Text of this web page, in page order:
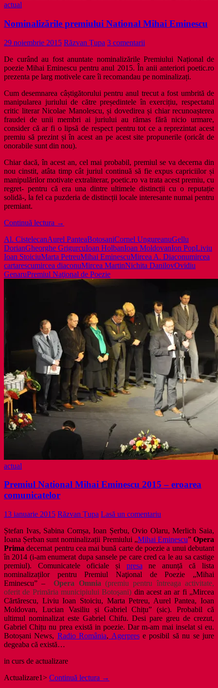
actual
Nominalizările premiului National Mihai Eminescu
29 noiembrie 2015 Răzvan Țupa 3 comentarii
De curând au fost anuntate nominalizările Premiului Național de
poezie Mihai Eminescu pentru anul 2015. În anii anteriori poetic.ro
prezenta pe larg motivele care îi recomandau pe nominalizați.
Cum desemnarea câștigătorului pentru anul trecut a fost umbrită de
manipularea juriului de către președintele în exercițiu, respectatul
critic literar Nicolae Manolescu, și dovedirea și chiar recunoașterea
fraudei de unii membri ai juriului au rămas fără nicio urmare,
consider că ar fi o lipsă de respect pentru tot ce a reprezintat acest
premiu să prezint și în acest an pe acest site propunerile (oricât de
onorabile sunt din nou).
Chiar dacă, în acest an, cel mai probabil, premiul se va decerna din
nou cinstit, atâta timp cât juriul continuă să fie expus capriciilor și
manipulărilor motivate extraliterar, poetic.ro va trata acest premiu, cu
regret- pentru că era una dintre ultimele distincții cu o reputație
solidă-, la fel ca puzderia de distincții locale interesante numai pentru
premiant.
Continuă lectura Nominalizările
National
Mihai
Eminescu
→
Al. CistelecanAurel PanteaBotosaniCornel UngureanuGellu
DorianGheorghe GrigurcuIoan HolbanIoan MoldovanIon PopLiviu
Ioan StoiciuMarta PetreuMihai EminescuMircea A. Diaconumircea
cartarescumircea diaconuMircea MartinNichita DanilovOvidiu
GenaruPremiul Naţional de Poezie
actual
Premiul National Mihai Eminescu 2015 – eroarea
comunicatelor
13 ianuarie 2015 Răzvan Țupa Lasă un comentariu
Ștefan Ivas, Sabina Comșa, Ioan Șerbu, Ovio Olaru, Merlich Saia,
Ioana Șerban sunt nominalizații Premiului „Mihai Eminescu”Opera
Prima decernat pentru cea mai bună carte de poezie a unui debutant
în 2014 (i-am enumerat dupa sansele pe care cred ca le au sa castige
premiul). Comunicatele oficiale și presa ne anunță că lista
nominalizaților pentru Premiul Naţional de Poezie „Mihai
Eminescu” –
Opera Omnia (premiu pentru întreaga activitate,
oferit de Primăria municipiului Botoşani) din acest an ar fi „Mircea
Cărtărescu, Liviu Ioan Stoiciu, Marta Petreu, Aurel Pantea, Ioan
Moldovan, Lucian Vasiliu și Gabriel Chițu” (sic). Probabil că
ultimul nominalizat este Gabriel Chifu. Desi pare greu de crezut,
Gabriel Chițu nu prea există in poezie. Dar m-am mai inselat si eu.
Botoșani News, Radio România, Agerprese posibil să nu se jure
degeaba că există…
in curs de actualizare
Actualizare1> Continuă lectura Premiul
→